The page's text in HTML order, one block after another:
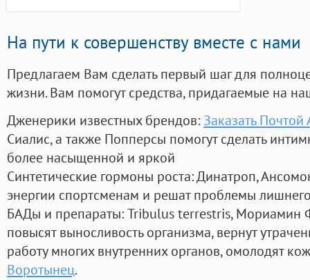
На пути к совершенству вместе с нами
Предлагаем Вам сделать первый шаг для
жизни. Вам помогут средства, придагаемые на
Дженерики известных брендов: Заказать
Сиалис, а также Попперсы помогут сделать
более насыщенной и яркой
Синтетические гормоны роста: Динатроп,
энергии спортсменам и решат проблемы
БАДы и препараты:Tribulus terrestris, Мориамин
повысят выносливость организма, вернут
работу многих внутренних органов, омолодят
Воротынец.